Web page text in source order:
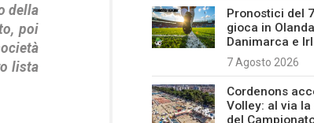
della
poi
lista
Pronostici del
gioca in
Danimarca e
7 Agosto 2026
Cordenons
Volley: al via
del